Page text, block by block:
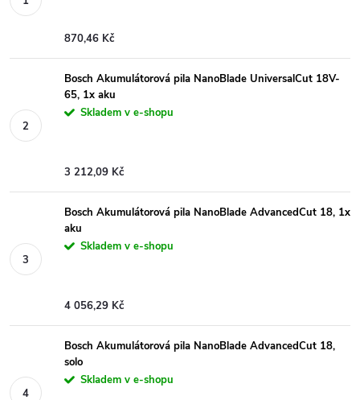
870,46 Kč
Bosch Akumulátorová pila NanoBlade UniversalCut 18V-
65, 1x aku
Skladem v e-shopu
3 212,09 Kč
Bosch Akumulátorová pila NanoBlade AdvancedCut 18, 1x
aku
Skladem v e-shopu
4 056,29 Kč
Bosch Akumulátorová pila NanoBlade AdvancedCut 18,
solo
Skladem v e-shopu